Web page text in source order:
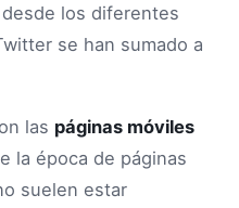
los diferentes
se han sumado a
las páginas móviles
la época de páginas
suelen estar